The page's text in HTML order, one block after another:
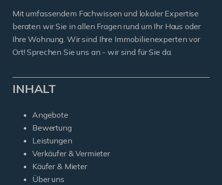
Mit umfassendem Fachwissen und lokaler Expertise
beraten wir Sie in allen Fragen rund um Ihr Haus oder
Ihre Wohnung. Wir sind Ihre Immobilienexperten vor
Ort! Sprechen Sie uns an - wir sind für Sie da.
INHALT
Angebote
Bewertung
Leistungen
Verkäufer & Vermieter
Käufer & Mieter
Über uns